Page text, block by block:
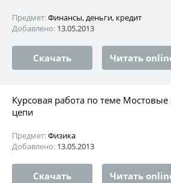
Предмет:Финансы, деньги, кредит
Добавлено: 13.05.2013
Скачать Читать
Курсовая работа по теме
цепи
Предмет:Физика
Добавлено: 13.05.2013
Скачать Читать